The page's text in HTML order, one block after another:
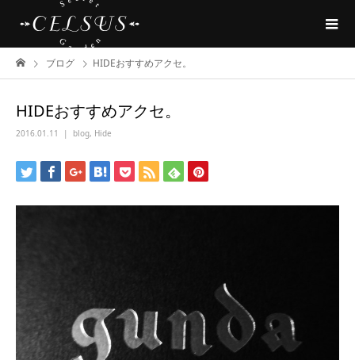
ブログ HIDEおすすめアクセ。
HIDEおすすめアクセ。
2016.01.11 blog, Hide